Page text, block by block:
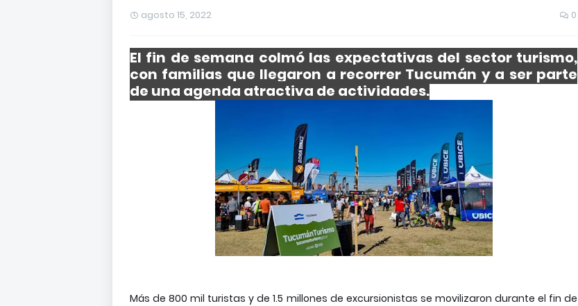
agosto 15, 2022 0
El fin de semana colmó las expectativas del sector turismo,
con familias que llegaron a recorrer Tucumán y a ser parte
de una agenda atractiva de actividades.
Más de 800 mil turistas y de 1.5 millones de excursionistas se movilizaron durante el fin de